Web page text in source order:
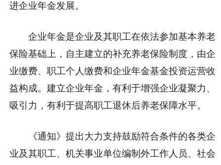
进企业年金发展。
企业年金是企业及其职工在依法参加基本养老
保险基础上，自主建立的补充养老保险制度，由企
业缴费、职工个人缴费和企业年金基金投资运营收
益构成。建立企业年金，有利于增强企业凝聚力、
吸引力，有利于提高职工退休后养老保障水平。
《通知》提出大力支持鼓励符合条件的各类企
业及其职工、机关事业单位编制外工作人员、社会